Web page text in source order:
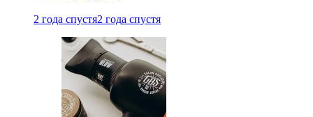
2 года спустя2 года спустя